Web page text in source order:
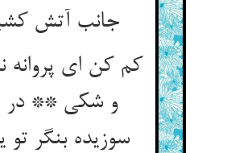
جانب آتش
کم کن ای پروانه
و شکی ** در
سوزیده بنگر تو